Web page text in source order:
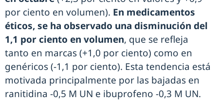
por ciento en volumen). En medicamentos
éticos, se ha observado una disminución del
1,1 por ciento en volumen, que se refleja
tanto en marcas (+1,0 por ciento) como en
genéricos (-1,1 por ciento). Esta tendencia está
motivada principalmente por las bajadas en
ranitidina -0,5 M UN e ibuprofeno -0,3 M UN.